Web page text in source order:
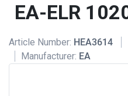
EA-ELR
Article Number: HEA3614
Manufacturer: EA